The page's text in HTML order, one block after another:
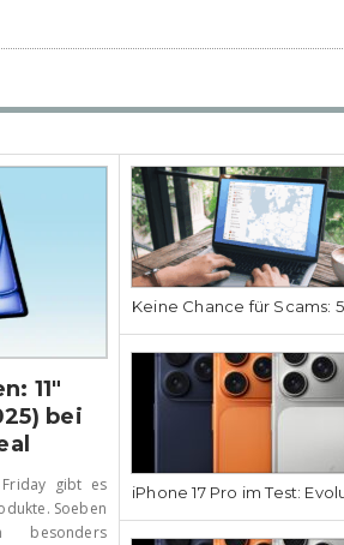
11″
bei
gibt es
Soeben
besonders
Keine Chance für Scams:
iPhone 17 Pro im Test: